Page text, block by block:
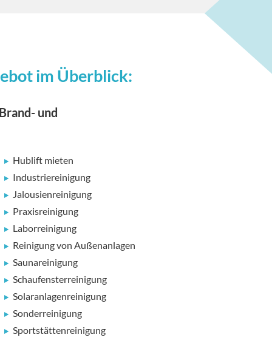
im Überblick:
und
Hublift mieten
Industriereinigung
Jalousienreinigung
Praxisreinigung
Laborreinigung
Reinigung von Außenanlagen
Saunareinigung
Schaufensterreinigung
Solaranlagenreinigung
Sonderreinigung
Sportstättenreinigung